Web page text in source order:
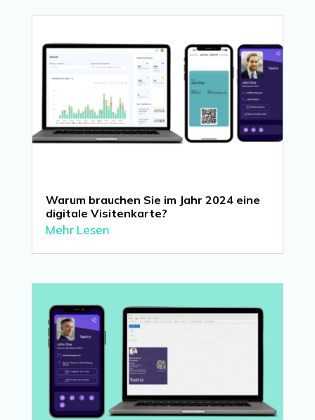
Warum brauchen Sie im Jahr 2024 eine
digitale Visitenkarte?
Mehr Lesen